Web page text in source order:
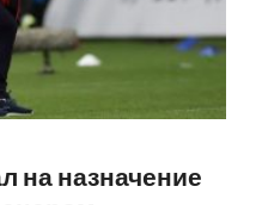
на назначение